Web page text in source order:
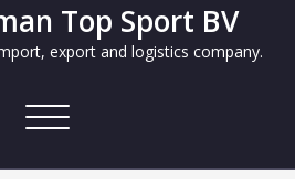
Top Sport BV
export and logistics company.
Toggle